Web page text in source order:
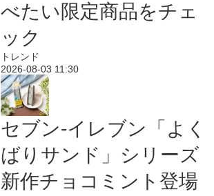
べたい限定商品をチェ
ック
トレンド
2026-08-03 11:30
セブン‐イレブン「よく
ばりサンド」シリーズ
新作チョコミント登場